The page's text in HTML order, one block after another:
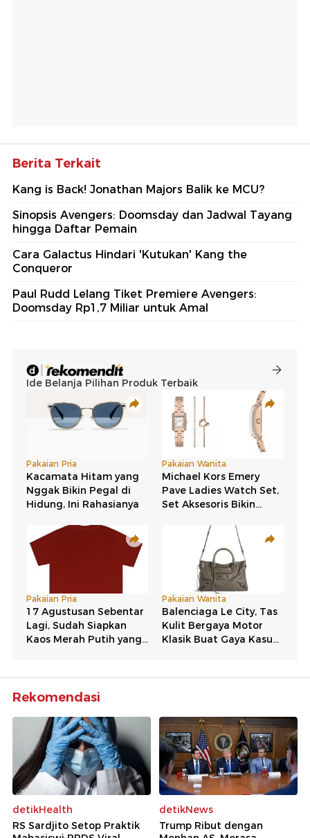
Berita Terkait
Kang is Back! Jonathan Majors Balik ke MCU?
Sinopsis Avengers: Doomsday dan Jadwal Tayang
hingga Daftar Pemain
Cara Galactus Hindari 'Kutukan' Kang the
Conqueror
Paul Rudd Lelang Tiket Premiere Avengers:
Doomsday Rp1,7 Miliar untuk Amal
Rekomendasi
detikHealth
RS Sardjito Setop Praktik
detikNews
Trump Ribut dengan